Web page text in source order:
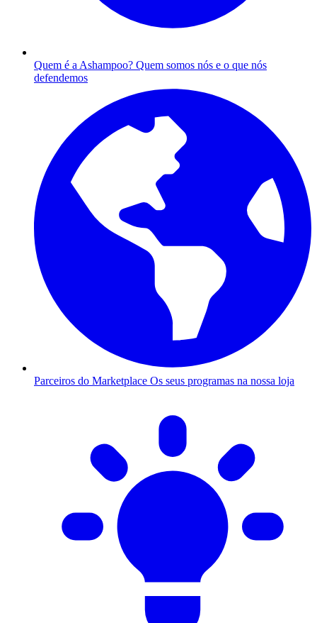
Quem é a Ashampoo? Quem somos nós e o que nós
defendemos
Parceiros do Marketplace Os seus programas na nossa loja